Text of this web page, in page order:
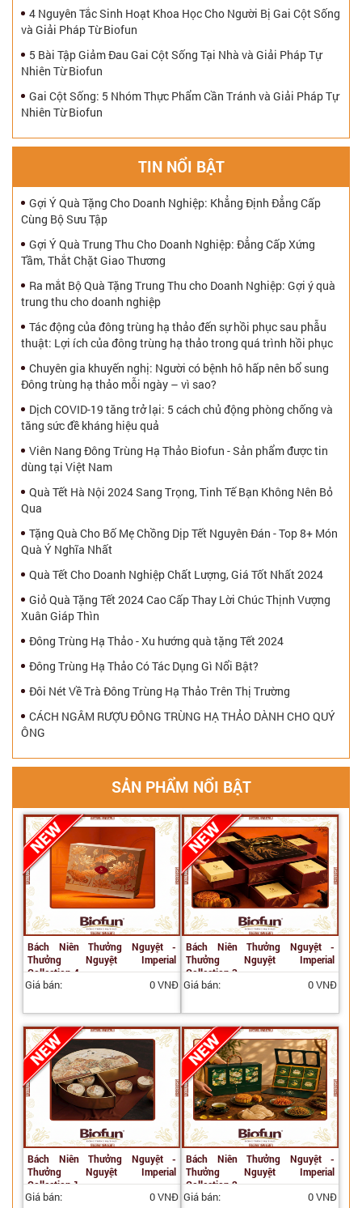
4 Nguyên Tắc Sinh Hoạt Khoa Học Cho Người Bị Gai Cột Sống
và Giải Pháp Từ Biofun
5 Bài Tập Giảm Đau Gai Cột Sống Tại Nhà và Giải Pháp Tự
Nhiên Từ Biofun
Gai Cột Sống: 5 Nhóm Thực Phẩm Cần Tránh và Giải Pháp Tự
Nhiên Từ Biofun
TIN NỔI BẬT
Gợi Ý Quà Tặng Cho Doanh Nghiệp: Khẳng Định Đẳng Cấp
Cùng Bộ Sưu Tập
Gợi Ý Quà Trung Thu Cho Doanh Nghiệp: Đẳng Cấp Xứng
Tầm, Thắt Chặt Giao Thương
Ra mắt Bộ Quà Tặng Trung Thu cho Doanh Nghiệp: Gợi ý quà
trung thu cho doanh nghiệp
Tác động của đông trùng hạ thảo đến sự hồi phục sau phẫu
thuật: Lợi ích của đông trùng hạ thảo trong quá trình hồi phục
Chuyên gia khuyến nghị: Người có bệnh hô hấp nên bổ sung
Đông trùng hạ thảo mỗi ngày – vì sao?
Dịch COVID-19 tăng trở lại: 5 cách chủ động phòng chống và
tăng sức đề kháng hiệu quả
Viên Nang Đông Trùng Hạ Thảo Biofun - Sản phẩm được tin
dùng tại Việt Nam
Quà Tết Hà Nội 2024 Sang Trọng, Tinh Tế Bạn Không Nên Bỏ
Qua
Tặng Quà Cho Bố Mẹ Chồng Dịp Tết Nguyên Đán - Top 8+ Món
Quà Ý Nghĩa Nhất
Quà Tết Cho Doanh Nghiệp Chất Lượng, Giá Tốt Nhất 2024
Giỏ Quà Tặng Tết 2024 Cao Cấp Thay Lời Chúc Thịnh Vượng
Xuân Giáp Thìn
Đông Trùng Hạ Thảo - Xu hướng quà tặng Tết 2024
Đông Trùng Hạ Thảo Có Tác Dụng Gì Nổi Bật?
Đôi Nét Về Trà Đông Trùng Hạ Thảo Trên Thị Trường
CÁCH NGÂM RƯỢU ĐÔNG TRÙNG HẠ THẢO DÀNH CHO QUÝ
ÔNG
SẢN PHẨM NỔI BẬT
Bách Niên Thưởng Nguyệt -
Thưởng Nguyệt Imperial
Collection 4
Giá bán: 0 VNĐ
Bách Niên Thưởng Nguyệt -
Thưởng Nguyệt Imperial
Collection 3
Giá bán: 0 VNĐ
Bách Niên Thưởng Nguyệt -
Thưởng Nguyệt Imperial
Collection 1
Giá bán: 0 VNĐ
Bách Niên Thưởng Nguyệt -
Thưởng Nguyệt Imperial
Collection 2
Giá bán: 0 VNĐ